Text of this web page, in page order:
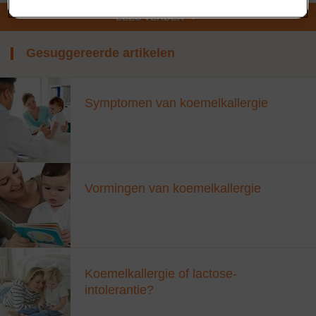
waarom bepaalde baby’s ze krijgen en andere niet. Naast de
suggestie dat kolieken kunnen worden veroorzaakt door
gevoeligheid aan eiwitten in melk zijn er nog andere theorieën.
Zoals bijvoorbeeld vastzittende darmgassen. Kolieken kunnen
ook gepaard gaan met babyreflux (gastro-oesofagale reflux of
Wat kan ik doen om mijn baby met kolieken als gevolg van
koemelkallergie te kalmeren?
Nu dat je baby een hypoallergene flesvoeding voor
koemelkallergie voorgeschreven heeft gekregen, kunnen
bepaalde symptomen, zoals kolieken als gevolg van
koemelkallergie, binnen 48 uur verdwijnen.
De volgende methodes kunnen nuttig zijn om een baby met
kolieken te kalmeren. Onthoud dat elke baby anders reageert,
zodat je mogelijk verschillende technieken moet proberen
LEES VERDER
Gesuggereerde artikelen
Symptomen van koemelkallergie
Vormingen van koemelkallergie
Koemelkallergie of lactose-
intolerantie?